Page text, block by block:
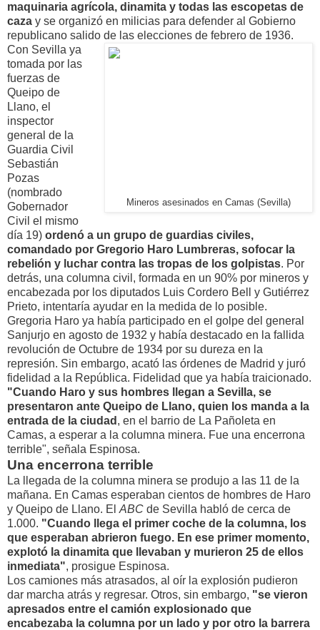
maquinaria agrícola, dinamita y todas las escopetas de
caza y se organizó en milicias para defender al Gobierno
republicano salido de las elecciones de febrero de 1936.
Mineros asesinados en Camas (Sevilla)
Con Sevilla ya
tomada por las
fuerzas de
Queipo de
Llano, el
inspector
general de la
Guardia Civil
Sebastián
Pozas
(nombrado
Gobernador
Civil el mismo
día 19) ordenó a un grupo de guardias civiles,
comandado por Gregorio Haro Lumbreras, sofocar la
rebelión y luchar contra las tropas de los golpistas. Por
detrás, una columna civil, formada en un 90% por mineros y
encabezada por los diputados Luis Cordero Bell y Gutiérrez
Prieto, intentaría ayudar en la medida de lo posible.
Gregoria Haro ya había participado en el golpe del general
Sanjurjo en agosto de 1932 y había destacado en la fallida
revolución de Octubre de 1934 por su dureza en la
represión. Sin embargo, acató las órdenes de Madrid y juró
fidelidad a la República. Fidelidad que ya había traicionado.
"Cuando Haro y sus hombres llegan a Sevilla, se
presentaron ante Queipo de Llano, quien los manda a la
entrada de la ciudad , en el barrio de La Pañoleta en
Camas, a esperar a la columna minera. Fue una encerrona
terrible", señala Espinosa.
Una encerrona terrible
La llegada de la columna minera se produjo a las 11 de la
mañana. En Camas esperaban cientos de hombres de Haro
y Queipo de Llano. El ABC de Sevilla habló de cerca de
1.000. "Cuando llega el primer coche de la columna, los
que esperaban abrieron fuego. En ese primer momento,
explotó la dinamita que llevaban y murieron 25 de ellos
inmediata", prosigue Espinosa.
Los camiones más atrasados, al oír la explosión pudieron
dar marcha atrás y regresar. Otros, sin embargo, "se vieron
apresados entre el camión explosionado que
encabezaba la columna por un lado y por otro la barrera